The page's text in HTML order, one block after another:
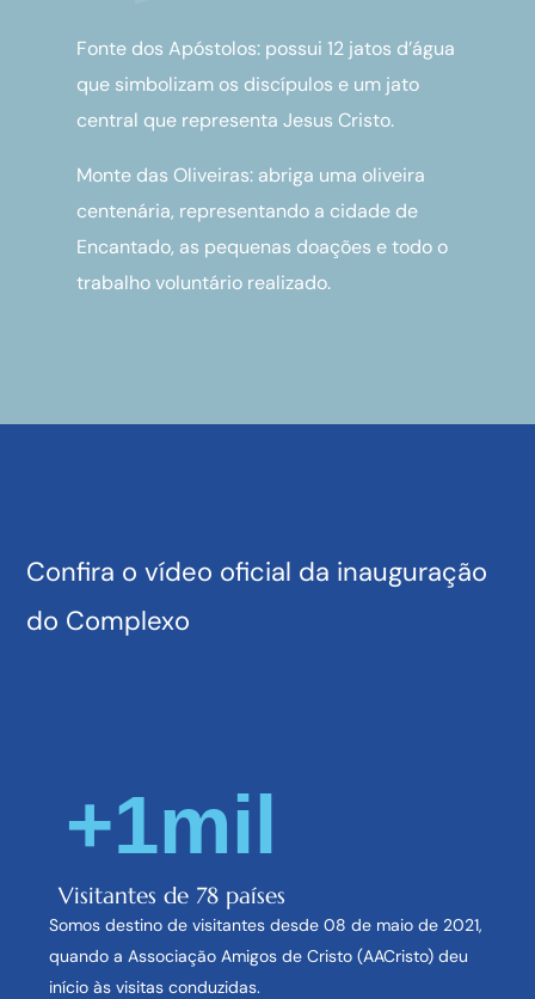
Fonte dos Apóstolos: possui 12 jatos d’água
que simbolizam os discípulos e um jato
central que representa Jesus Cristo.
Monte das Oliveiras: abriga uma oliveira
centenária, representando a cidade de
Encantado, as pequenas doações e todo o
trabalho voluntário realizado.
Confira o vídeo oficial da inauguração
do Complexo
Visitantes de 78 países
+1mil
Somos destino de visitantes desde 08 de maio de 2021,
quando a Associação Amigos de Cristo (AACristo) deu
início às visitas conduzidas.